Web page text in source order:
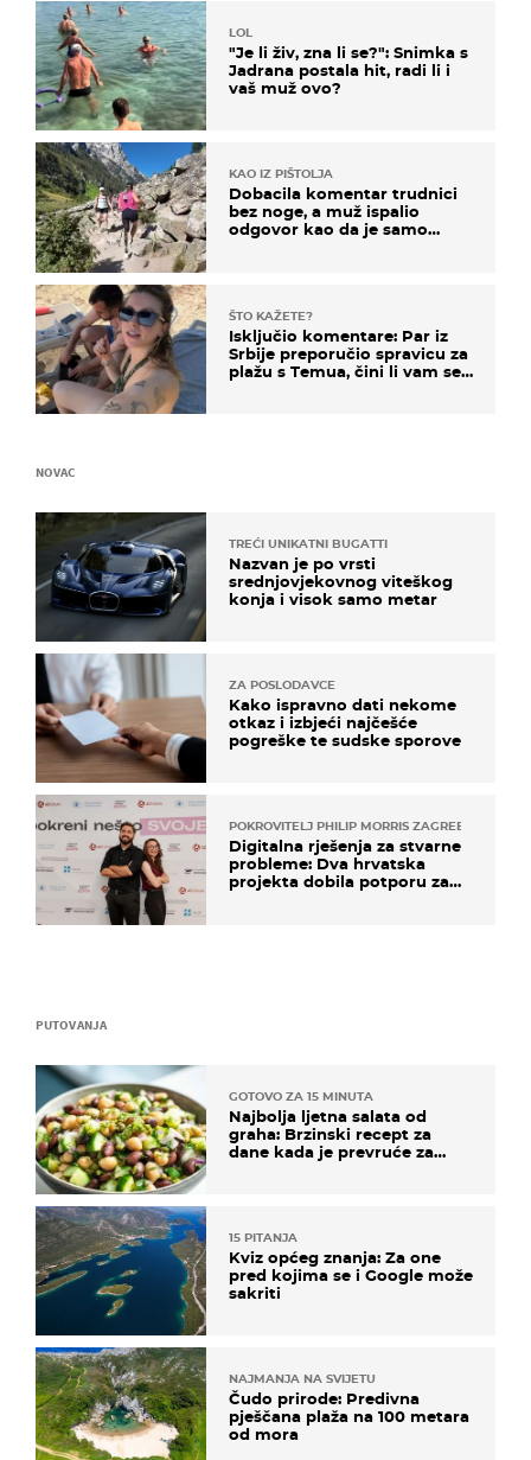
LOL
"Je li živ, zna li se?": Snimka s
Jadrana postala hit, radi li i
vaš muž ovo?
KAO IZ PIŠTOLJA
Dobacila komentar trudnici
bez noge, a muž ispalio
odgovor kao da je samo
ŠTO KAŽETE?
Isključio komentare: Par iz
Srbije preporučio spravicu za
plažu s Temua, čini li vam se
PUTOVANJA
GOTOVO ZA 15 MINUTA
Najbolja ljetna salata od
graha: Brzinski recept za
dane kada je prevruće za
15 PITANJA
Kviz općeg znanja: Za one
pred kojima se i Google može
sakriti
NAJMANJA NA SVIJETU
Čudo prirode: Predivna
pješčana plaža na 100 metara
od mora
NOVAC
TREĆI UNIKATNI BUGATTI
Nazvan je po vrsti
srednjovjekovnog viteškog
konja i visok samo metar
ZA POSLODAVCE
Kako ispravno dati nekome
otkaz i izbjeći najčešće
pogreške te sudske sporove
POKROVITELJ PHILIP MORRIS ZAGREB
Digitalna rješenja za stvarne
probleme: Dva hrvatska
projekta dobila potporu za